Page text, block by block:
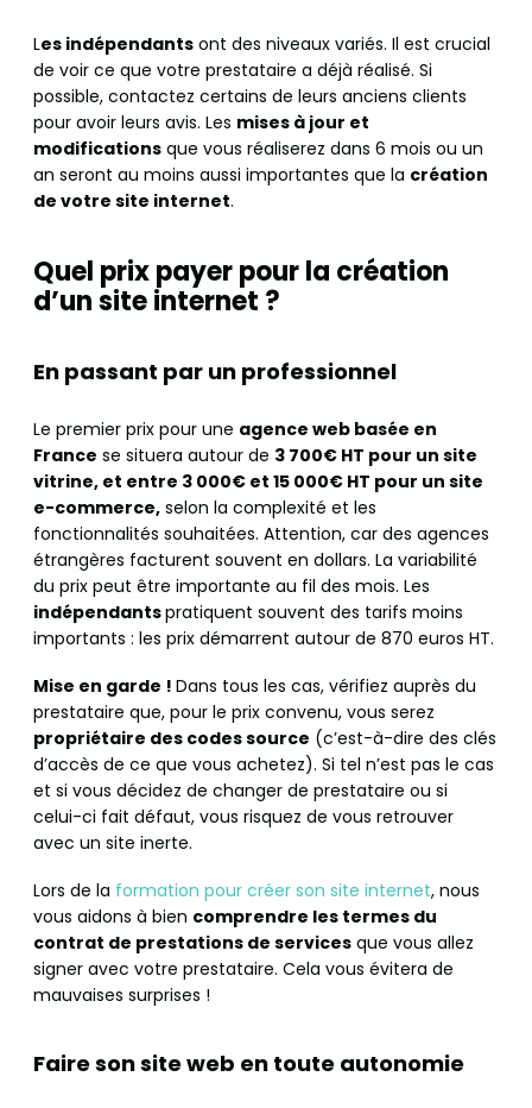
Les indépendants ont des niveaux variés. Il est crucial
de voir ce que votre prestataire a déjà réalisé. Si
possible, contactez certains de leurs anciens clients
pour avoir leurs avis. Les mises à jour et
modifications que vous réaliserez dans 6 mois ou un
an seront au moins aussi importantes que la création
de votre site internet.
Quel prix payer pour la création
d’un site internet ?
En passant par un professionnel
Le premier prix pour une agence web basée en
France se situera autour de 3 700€ HT pour un site
vitrine, et entre 3 000€ et 15 000€ HT pour un site
e-commerce, selon la complexité et les
fonctionnalités souhaitées. Attention, car des agences
étrangères facturent souvent en dollars. La variabilité
du prix peut être importante au fil des mois. Les
indépendantspratiquent souvent des tarifs moins
importants : les prix démarrent autour de 870 euros HT.
Mise en garde ! Dans tous les cas, vérifiez auprès du
prestataire que, pour le prix convenu, vous serez
propriétaire des codes source (c’est-à-dire des clés
d’accès de ce que vous achetez). Si tel n’est pas le cas
et si vous décidez de changer de prestataire ou si
celui-ci fait défaut, vous risquez de vous retrouver
avec un site inerte.
Lors de la formation pour créer son site internet, nous
vous aidons à bien comprendre les termes du
contrat de prestations de services que vous allez
signer avec votre prestataire. Cela vous évitera de
mauvaises surprises !
Faire son site web en toute autonomie